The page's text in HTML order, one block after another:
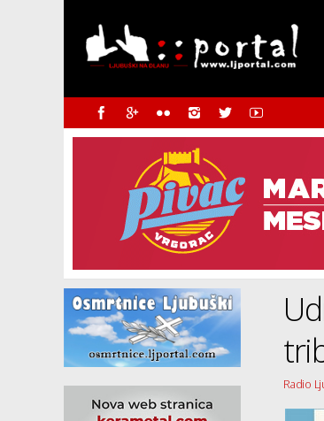
Radio